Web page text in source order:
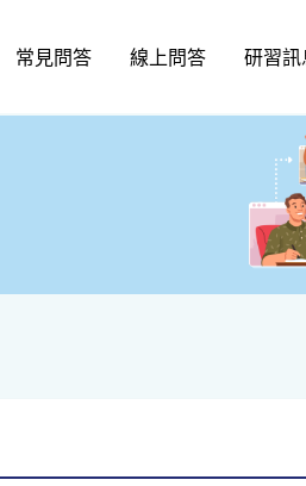
常見問答 線上問答 研習訊